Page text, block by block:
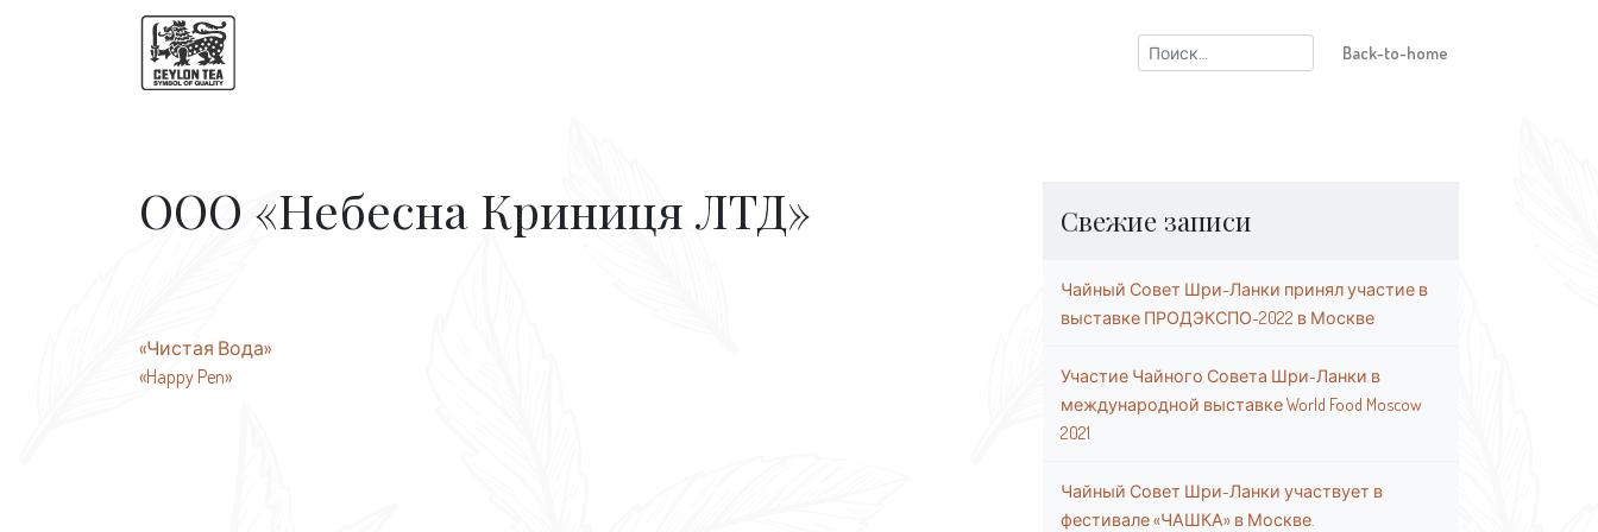
Найти: Back-to-home
Свежие записи
Чайный Совет Шри-Ланки принял участие в
выставке ПРОДЭКСПО-2022 в Москве
Участие Чайного Совета Шри-Ланки в
международной выставке World Food Moscow
2021
Чайный Совет Шри-Ланки участвует в
фестивале «ЧАШКА» в Москве.
ООО «Небесна Криниця ЛТД»
Навигация
по
«Чистая Вода»
«Happy Pen»